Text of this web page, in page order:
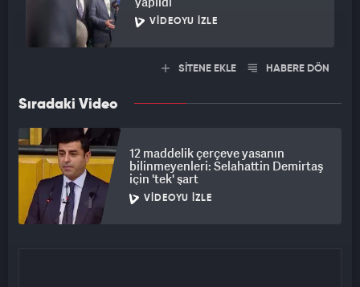
VIDEOYU İZLE
SİTENE EKLE HABERE DÖN
Sıradaki Video
12 maddelik çerçeve yasanın
bilinmeyenleri: Selahattin Demirtaş
için 'tek' şart
VIDEOYU İZLE